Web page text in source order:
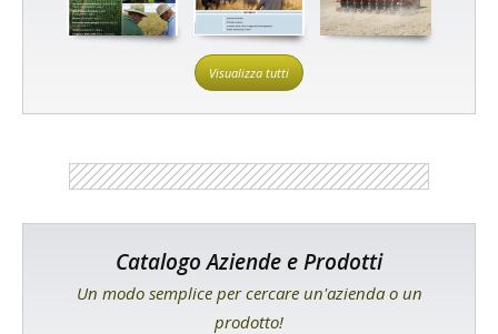
Visualizza tutti
Catalogo Aziende e Prodotti
Un modo semplice per cercare un'azienda o un
prodotto!